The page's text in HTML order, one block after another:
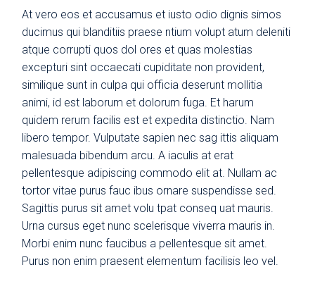
At vero eos et accusamus et iusto odio dignis simos
ducimus qui blanditiis praese ntium volupt atum deleniti
atque corrupti quos dol ores et quas molestias
excepturi sint occaecati cupiditate non provident,
similique sunt in culpa qui officia deserunt mollitia
animi, id est laborum et dolorum fuga. Et harum
quidem rerum facilis est et expedita distinctio. Nam
libero tempor. Vulputate sapien nec sag ittis aliquam
malesuada bibendum arcu. A iaculis at erat
pellentesque adipiscing commodo elit at. Nullam ac
tortor vitae purus fauc ibus ornare suspendisse sed.
Sagittis purus sit amet volu tpat conseq uat mauris.
Urna cursus eget nunc scelerisque viverra mauris in.
Morbi enim nunc faucibus a pellentesque sit amet.
Purus non enim praesent elementum facilisis leo vel.